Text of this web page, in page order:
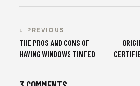
PREVIOUS
THE PROS AND CONS OF
HAVING WINDOWS TINTED